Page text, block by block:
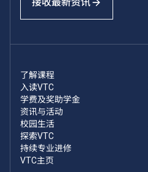
了解课程
入读VTC
学费及奖助学金
资讯与活动
校园生活
探索VTC
持续专业进修
VTC主页